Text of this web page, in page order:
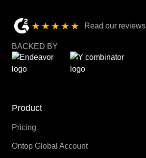
★★★★★ Read our reviews
BACKED BY
Product
Pricing
Ontop Global Account